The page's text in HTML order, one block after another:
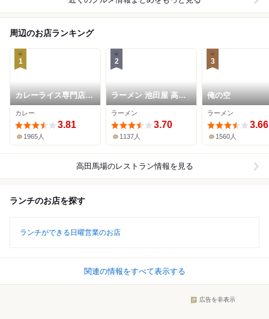
周辺のお店ランキング
1
カレーライス専門店
ブラザー
カレー
3.81
1965人
2
ラーメン 池田屋 高田
馬場店
ラーメン
3.70
1137人
3
俺の空
ラーメン
3.66
1560人
高田馬場のレストラン情報を見る
ランチのお店を探す
ランチができる日曜営業のお店
関連の情報をすべて表示する
広告を非表示